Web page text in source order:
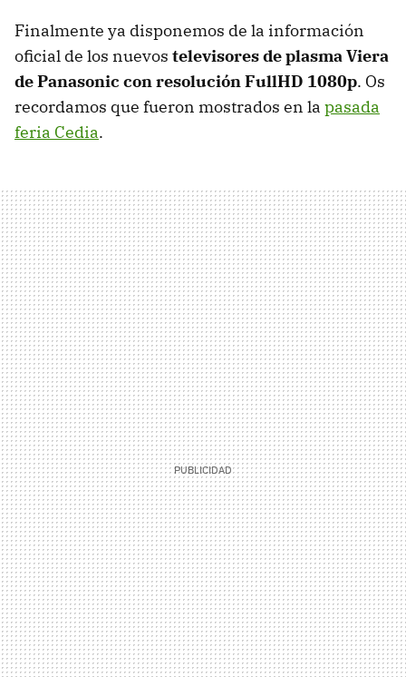
Finalmente ya disponemos de la información
oficial de los nuevos televisores de plasma Viera
de Panasonic con resolución FullHD 1080p. Os
recordamos que fueron mostrados en la pasada
feria Cedia.